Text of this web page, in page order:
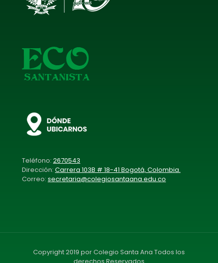
Teléfono: 2670543
Dirección: Carrera 103B # 18-41 Bogotá, Colombia.
Correo: secretaria@colegiosantaana.edu.co
Copyright 2019 por Colegio Santa Ana Todos los